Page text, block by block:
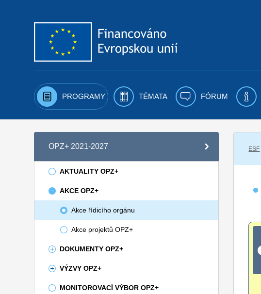
PROGRAMY TÉMATA FÓRUM
OPZ+ 2021-2027
AKTUALITY OPZ+
AKCE OPZ+
Akce řídicího orgánu
Akce projektů OPZ+
DOKUMENTY OPZ+
VÝZVY OPZ+
MONITOROVACÍ VÝBOR OPZ+
ESF